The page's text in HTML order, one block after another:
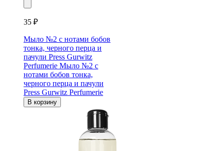
35 ₽
Мыло №2 с нотами бобов
тонка, черного перца и
пачули Press Gurwitz
Perfumerie Мыло №2 с
нотами бобов тонка,
черного перца и пачули
Press Gurwitz Perfumerie
В корзину